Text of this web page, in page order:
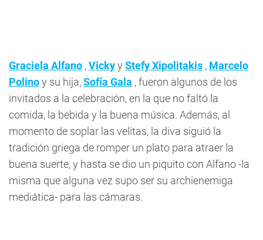
Graciela Alfano ,Vickyy Stefy Xipolitakis , Marcelo
Polinoy su hija,Sofía Gala , fueron algunos de los
invitados a la celebración, en la que no faltó la
comida, la bebida y la buena música. Además, al
momento de soplar las velitas, la diva siguió la
tradición griega de romper un plato para atraer la
buena suerte, y hasta se dio un piquito con Alfano -la
misma que alguna vez supo ser su archienemiga
mediática- para las cámaras.